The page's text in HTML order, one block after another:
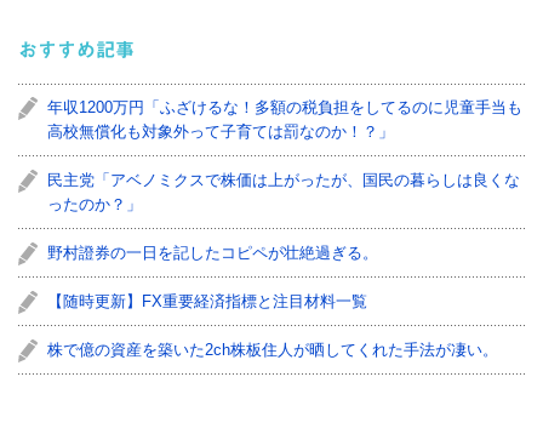
おすすめ記事
年収1200万円「ふざけるな！多額の税負担をしてるのに児童手当も
高校無償化も対象外って子育ては罰なのか！？」
民主党「アベノミクスで株価は上がったが、国民の暮らしは良くな
ったのか？」
野村證券の一日を記したコピペが壮絶過ぎる。
【随時更新】FX重要経済指標と注目材料一覧
株で億の資産を築いた2ch株板住人が晒してくれた手法が凄い。